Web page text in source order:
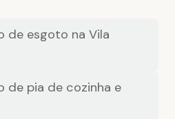
de esgoto na Vila
de pia de cozinha e